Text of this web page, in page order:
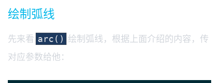
绘制弧线
先来看 arc() 绘制弧线，根据上面介绍的内容，传
对应参数给他：